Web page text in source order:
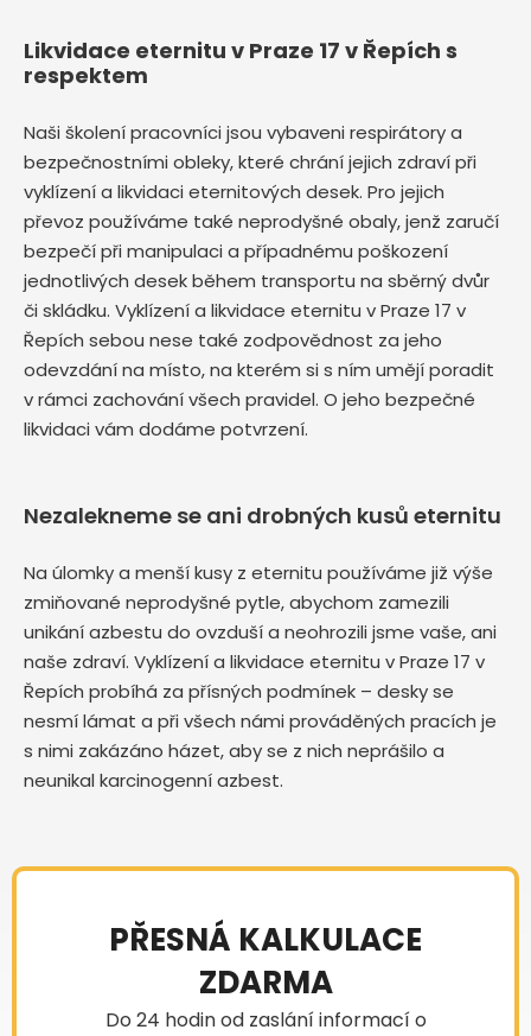
Likvidace eternitu v Praze 17 v Řepích s
respektem
Naši školení pracovníci jsou vybaveni respirátory a
bezpečnostními obleky, které chrání jejich zdraví při
vyklízení a likvidaci eternitových desek. Pro jejich
převoz používáme také neprodyšné obaly, jenž zaručí
bezpečí při manipulaci a případnému poškození
jednotlivých desek během transportu na sběrný dvůr
či skládku. Vyklízení a likvidace eternitu v Praze 17 v
Řepích sebou nese také zodpovědnost za jeho
odevzdání na místo, na kterém si s ním umějí poradit
v rámci zachování všech pravidel. O jeho bezpečné
likvidaci vám dodáme potvrzení.
Nezalekneme se ani drobných kusů eternitu
Na úlomky a menší kusy z eternitu používáme již výše
zmiňované neprodyšné pytle, abychom zamezili
unikání azbestu do ovzduší a neohrozili jsme vaše, ani
naše zdraví. Vyklízení a likvidace eternitu v Praze 17 v
Řepích probíhá za přísných podmínek – desky se
nesmí lámat a při všech námi prováděných pracích je
s nimi zakázáno házet, aby se z nich neprášilo a
neunikal karcinogenní azbest.
PŘESNÁ KALKULACE
ZDARMA
Do 24 hodin od zaslání informací o